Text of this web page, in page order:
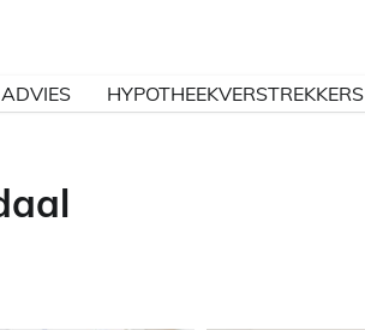
HYPOTHEEKVERSTREKKERS